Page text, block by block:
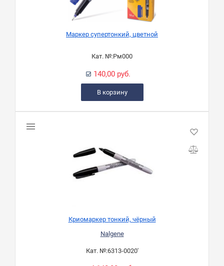
Маркер супертонкий, цветной
Кат. №:Рм000
140,00 руб.
В корзину
Криомаркер тонкий, чёрный
Nalgene
Кат. №:6313-0020'